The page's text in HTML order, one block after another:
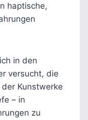
haptische,
in den
versucht, die
Kunstwerke
– in
zu